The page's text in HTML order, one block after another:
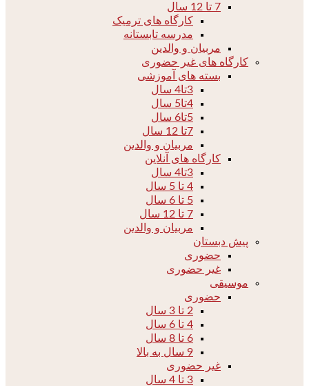
7 تا 12 سال
کارگاه های ترمیک
مدرسه تابستانه
مربیان و والدین
کارگاه های غیر حضوری
بسته های آموزشی
3تا4 سال
4تا5 سال
5تا6 سال
7تا 12 سال
مربیان و والدین
کارگاه های آنلاین
3تا4 سال
4 تا 5 سال
5 تا 6 سال
7 تا 12 سال
مربیان و والدین
پیش دبستان
حضوری
غیر حضوری
موسیقی
حضوری
2 تا 3 سال
4 تا 6 سال
6 تا 8 سال
9 سال به بالا
غیر حضوری
3 تا 4 سال